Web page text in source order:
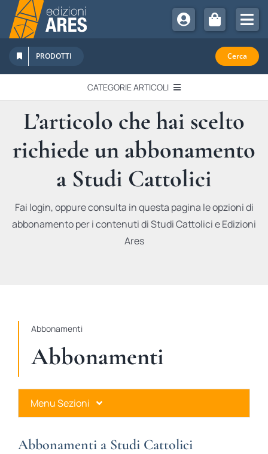
Salta
contenuto
Chi Siamo
Sostienici
Abbonamenti
Promozioni
Newsletter
PRODOTTI Cerca
CATEGORIE ARTICOLI
EDITORIALI
IN QUESTO NUMERO
RECENSIONI
L’articolo che hai scelto
richiede un abbonamento
a Studi Cattolici
Fai login, oppure consulta in questa pagina le opzioni di
abbonamento per i contenuti di Studi Cattolici e Edizioni
Ares
Abbonamenti
Abbonamenti
Menu Sezioni
Abbonamenti a Studi Cattolici